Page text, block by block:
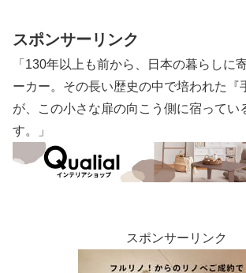
スポンサーリンク
「130年以上も前から、日本の暮らしに
ーカー。その長い歴史の中で培われた『
が、この小さな扉の向こう側に宿ってい
す。」
スポンサーリンク